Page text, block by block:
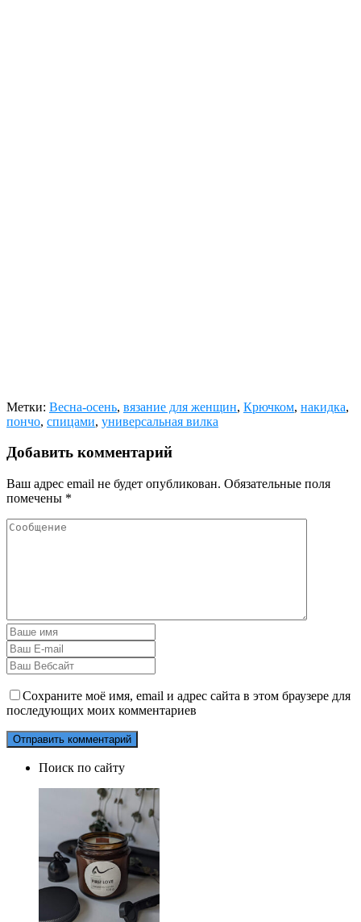
Метки: Весна-осень, вязание для женщин, Крючком, накидка,
пончо, спицами, универсальная вилка
Добавить комментарий
Ваш адрес email не будет опубликован. Обязательные поля
помечены *
Сохраните моё имя, email и адрес сайта в этом браузере для
последующих моих комментариев
Поиск по сайту